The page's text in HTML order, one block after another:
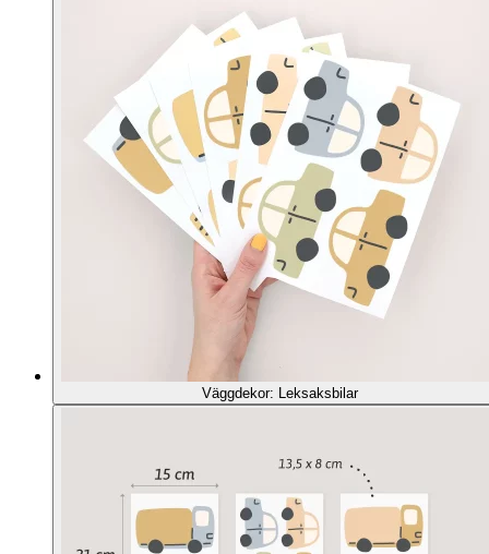
Väggdekor: Leksaksbilar